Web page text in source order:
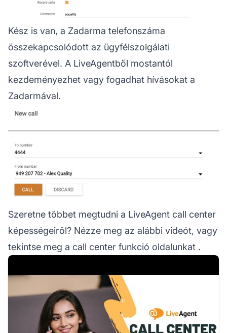
Kész is van, a Zadarma telefonszáma
összekapcsolódott az ügyfélszolgálati
szoftverével. A LiveAgentből mostantól
kezdeményezhet vagy fogadhat hívásokat a
Zadarmával.
Szeretne többet megtudni a LiveAgent call center
képességeiről? Nézze meg az alábbi videót, vagy
tekintse meg a call center funkció oldalunkat .